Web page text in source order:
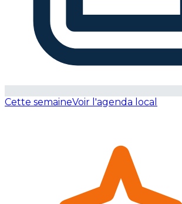
Cette semaineVoir l'agenda local